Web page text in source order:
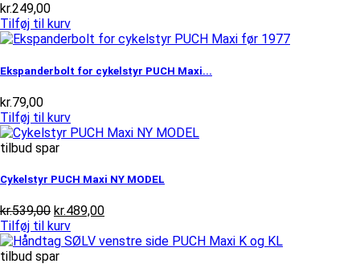
kr.249,00
Tilføj til kurv
Ekspanderbolt for cykelstyr PUCH Maxi...
kr.79,00
Tilføj til kurv
tilbud spar
Cykelstyr PUCH Maxi NY MODEL
kr.539,00 Den
oprindelige
pris
var:
kr.489,00Den
pris
Tilføj til kurv
tilbud spar